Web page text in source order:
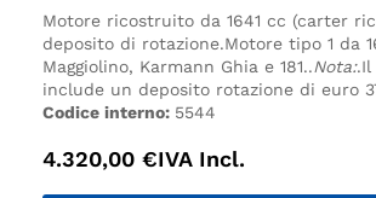
Motore ricostruito da 1641 cc (carter
deposito di rotazione.Motore tipo 1 da
Maggiolino, Karmann Ghia e 181..Nota:.Il
include un deposito rotazione di euro
Codice interno: 5544
4.320,00 €IVA Incl.